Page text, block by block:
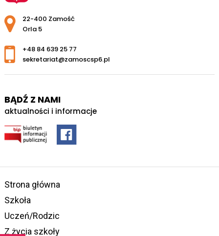
Adres pocztowy:
22-400 Zamość
Orla 5
+48 84 639 25 77
sekretariat@zamoscsp6.pl
BĄDŹ Z NAMI
aktualności i informacje
Strona główna
Szkoła
Uczeń/Rodzic
Z życia szkoły